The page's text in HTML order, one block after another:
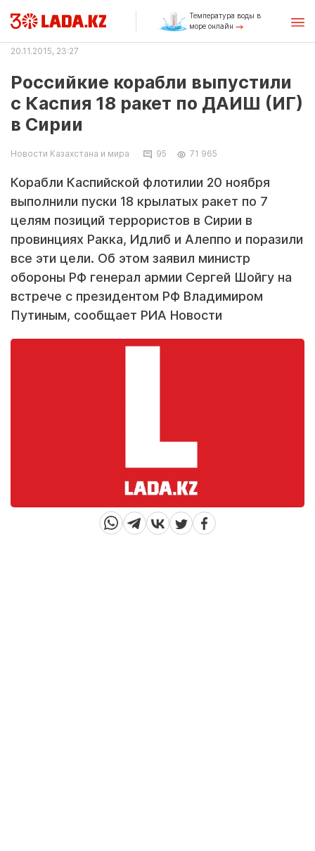
Температура воды в
море онлайн
20.11.2015, 23:27
Российкие корабли выпустили
с Каспия 18 ракет по ДАИШ (ИГ)
в Сирии
Новости Казахстана и мира 95 71 965
Корабли Каспийской флотилии 20 ноября
выполнили пуски 18 крылатых ракет по 7
целям позиций террористов в Сирии в
провинциях Ракка, Идлиб и Алеппо и поразили
все эти цели. Об этом заявил министр
обороны РФ генерал армии Сергей Шойгу на
встрече с президентом РФ Владимиром
Путиным, сообщает РИА Новости